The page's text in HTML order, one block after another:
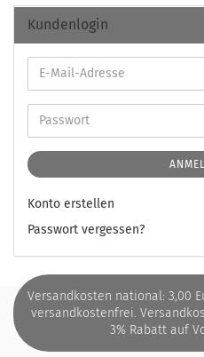
Kundenlogin
Konto erstellen
Passwort vergessen?
Versandkosten national: 3,00
versandkostenfrei.
3% Rabatt auf